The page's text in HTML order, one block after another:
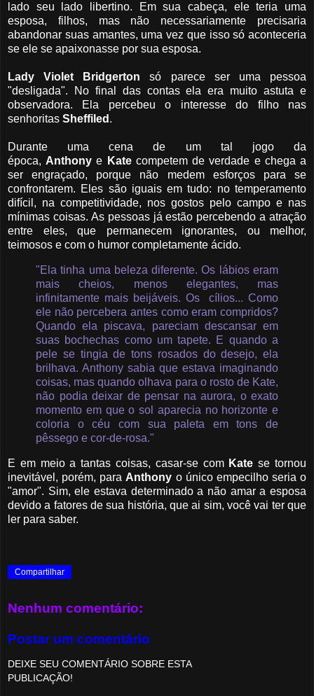
lado seu lado libertino. Em sua cabeça, ele teria uma
esposa, filhos, mas não necessariamente precisaria
abandonar suas amantes, uma vez que isso só aconteceria
se ele se apaixonasse por sua esposa.
Lady Violet Bridgerton só parece ser uma pessoa
"desligada". No final das contas ela era muito astuta e
observadora. Ela percebeu o interesse do filho nas
senhoritas Sheffiled .
Durante uma cena de um tal jogo da
época, Anthony e Katecompetem de verdade e chega a
ser engraçado, porque não medem esforços para se
confrontarem. Eles são iguais em tudo: no temperamento
difícil, na competitividade, nos gostos pelo campo e nas
mínimas coisas. As pessoas já estão percebendo a atração
entre eles, que permanecem ignorantes, ou melhor,
teimosos e com o humor completamente ácido.
"Ela tinha uma beleza diferente. Os lábios eram
mais cheios, menos elegantes, mas
infinitamente mais beijáveis. Os cílios... Como
ele não percebera antes como eram compridos?
Quando ela piscava, pareciam descansar em
suas bochechas como um tapete. E quando a
pele se tingia de tons rosados do desejo, ela
brilhava. Anthony sabia que estava imaginando
coisas, mas quando olhava para o rosto de Kate,
não podia deixar de pensar na aurora, o exato
momento em que o sol aparecia no horizonte e
coloria o céu com sua paleta em tons de
pêssego e cor-de-rosa."
E em meio a tantas coisas, casar-se com Kate se tornou
inevitável, porém, para Anthony o único empecilho seria o
"amor". Sim, ele estava determinado a não amar a esposa
devido a fatores de sua história, que ai sim, você vai ter que
ler para saber.
Compartilhar
Nenhum comentário:
Postar um comentário
DEIXE SEU COMENTÁRIO SOBRE ESTA
PUBLICAÇÃO!